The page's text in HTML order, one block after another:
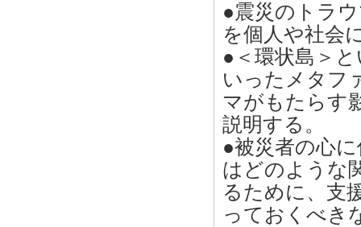
●震災のトラ
を個人や社会
●＜環状島＞
いったメタフ
マがもたらす
説明する。
●被災者の心
はどのような
るために、支
っておくべき